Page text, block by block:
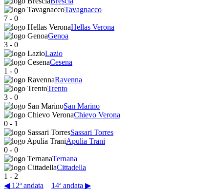
Tavagnacco
7 - 0
Hellas Verona
Genoa
3 - 0
Lazio
Cesena
1 - 0
Ravenna
Trento
3 - 0
San Marino
Chievo Verona
0 - 1
Sassari Torres
Apulia Trani
0 - 0
Ternana
Cittadella
1 - 2
◀ 12ª andata
14ª andata ▶